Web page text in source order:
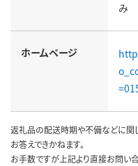
み
ホームページ
返礼品の配送時期や不備などに関
お答えできかねます。
お手数ですが上記より直接お問い